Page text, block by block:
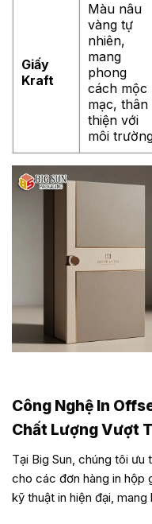
Giấy
Kraft
Màu nâu
vàng tự
nhiên,
mang
phong
cách mộc
mạc, thân
thiện với
môi
Công Nghệ In
Chất Lượng Vượt
Tại Big Sun, chúng tôi
cho các đơn hàng in hộp
kỹ thuật in hiện đại,